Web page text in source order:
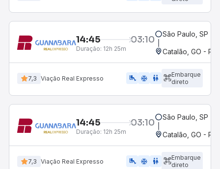
14:45 03:10
Duração: 12h 25m
São Paulo, SP -
Catalão, GO -
7,3 Viação Real Expresso airline_seat_legroom_extra ac_unit wc
Embarque
direto
14:45 03:10
Duração: 12h 25m
São Paulo, SP -
Catalão, GO -
7,3 Viação Real Expresso airline_seat_legroom_extra ac_unit wc
Embarque
direto